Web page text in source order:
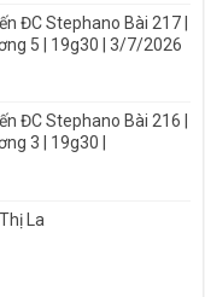
ĐC Stephano Bài 217 |
5 | 19g30 | 3/7/2026
ĐC Stephano Bài 216 |
3 | 19g30 |
La